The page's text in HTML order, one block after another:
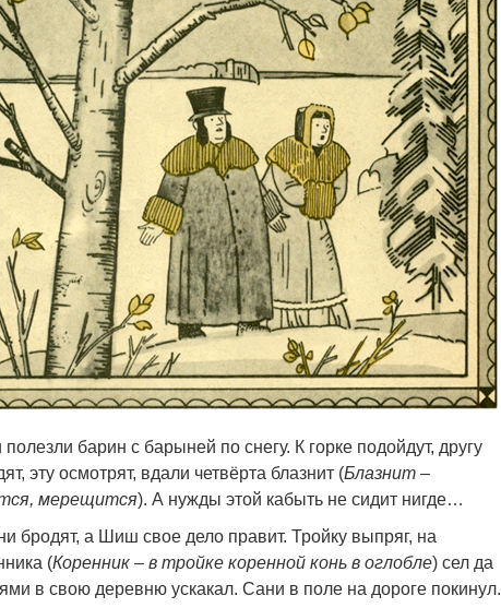
полезли барин с барыней по снегу. К горке подойдут, другу
эту осмотрят, вдали четвёрта блазнит (Блазнит –
мерещится). А нужды этой кабыть не сидит нигде…
бродят, а Шиш свое дело правит. Тройку выпряг, на
(Коренник – в тройке коренной конь в оглобле) сел да
в свою деревню ускакал. Сани в поле на дороге покинул.